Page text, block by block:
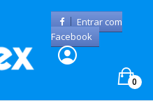
Entrar com
Facebook
0